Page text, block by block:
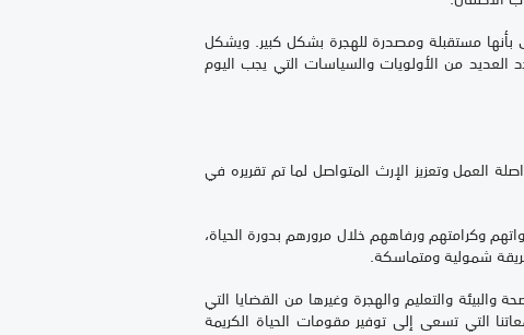
بأنها مستقبلة ومصدرة للهجرة بشكل كبير. ويشكل
العديد من الأولويات والسياسات التي يجب اليوم
خطة التنمية المستدامة لعام 2030، مما يستوجب ضرورة مواصلة العمل وتعزيز الإرث المتواصل لما تم تقريره في
وكرامتهم ورفاههم خلال مرورهم بدورة الحياة،
شمولية ومتماسكة.
والتعليم والهجرة وغيرها من القضايا التي
التي تسعى إلى توفير مقومات الحياة الكريمة